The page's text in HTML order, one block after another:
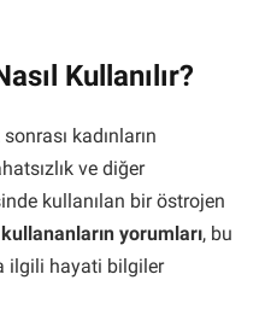
Kullanılır?
kadınların
ve diğer
kullanılan bir östrojen
yorumları, bu
ilgili hayati bilgiler